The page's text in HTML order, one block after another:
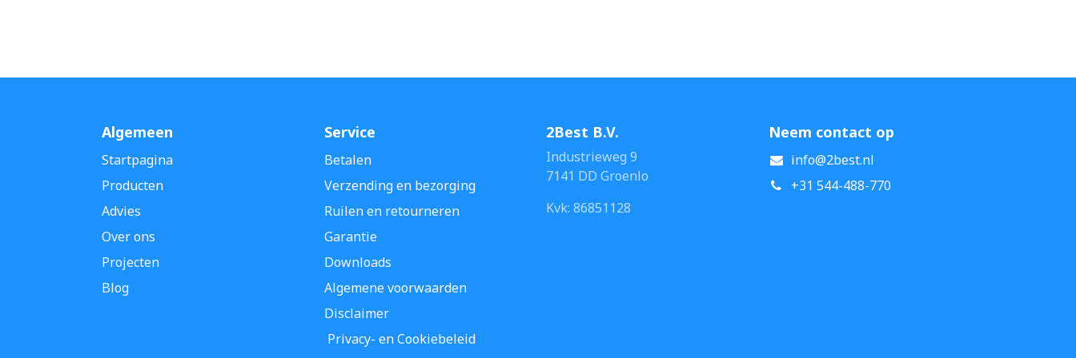
Algemeen
Startpagina
Producten
Advies
Over ons
Projecten
Blog
Neem contact op
info@2best.nl
+31 544-488-770
2Best B.V.
Industrieweg 9
7141 DD Groenlo
Kvk: 86851128
Service
Betalen
Verzending en bezorging
Ruilen en retourneren
Garantie
Downloads
Algemene voorwaarden
Disclaimer
Privacy- en Cookiebeleid